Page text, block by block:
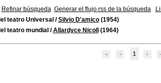
Refinar búsqueda Generar el flujo rss de la búsqueda
teatro Universal /Silvio D'amico(1954)
teatro mundial /Allardyce Nicoll (1964)
1